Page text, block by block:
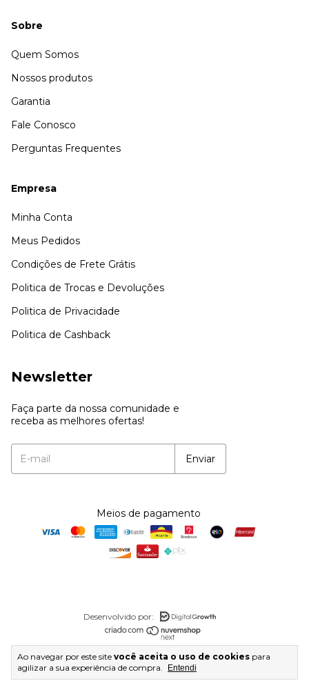
Ao navegar por este site você aceita o uso de cookies para
agilizar a sua experiência de compra.
Entendi
Sobre
Quem Somos
Nossos produtos
Garantia
Fale Conosco
Perguntas Frequentes
Empresa
Minha Conta
Meus Pedidos
Condições de Frete Grátis
Politica de Trocas e Devoluções
Politica de Privacidade
Politica de Cashback
Newsletter
Faça parte da nossa comunidade e
receba as melhores ofertas!
Meios de pagamento
Desenvolvido por:
Copyright Atacado do Aço Joias - 54657247000104 - 2026.
Todos os direitos reservados.